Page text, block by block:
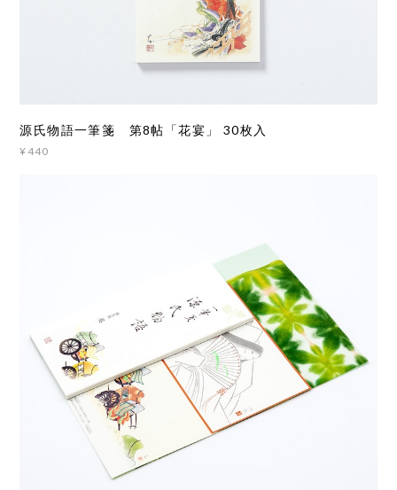
源氏物語一筆箋 第8帖「花宴」 30枚入
¥440